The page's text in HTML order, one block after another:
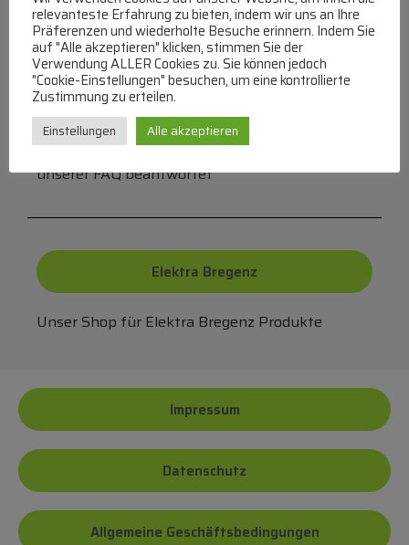
MasterCard
Häufige Fragen zu unserer Website werden in
unserer FAQ beantwortet
Elektra Bregenz
Unser Shop für Elektra Bregenz Produkte
Impressum
Datenschutz
Allgemeine Geschäftsbedingungen
relevanteste Erfahrung zu bieten, indem wir uns an Ihre
Präferenzen und wiederholte Besuche erinnern. Indem Sie
auf "Alle akzeptieren" klicken, stimmen Sie der
Verwendung ALLER Cookies zu. Sie können jedoch
"Cookie-Einstellungen" besuchen, um eine kontrollierte
Zustimmung zu erteilen.
Einstellungen Alle akzeptieren